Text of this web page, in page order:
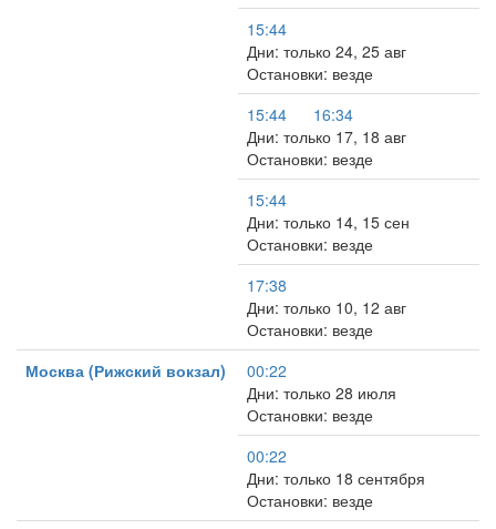
15:44
Дни: только 24, 25 авг
Остановки: везде
15:44
16:34
Дни: только 17, 18 авг
Остановки: везде
15:44
Дни: только 14, 15 сен
Остановки: везде
17:38
Дни: только 10, 12 авг
Остановки: везде
Москва (Рижский вокзал)
00:22
Дни: только 28 июля
Остановки: везде
00:22
Дни: только 18 сентября
Остановки: везде